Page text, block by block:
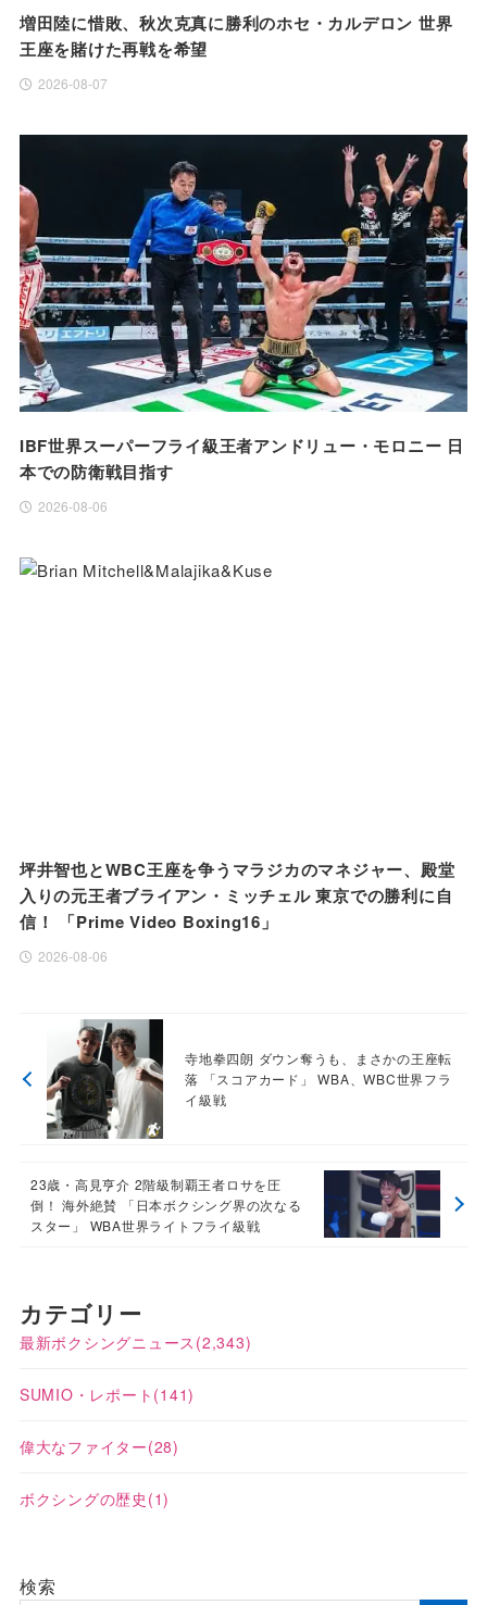
増田陸に惜敗、秋次克真に勝利のホセ・カルデロン 世界
王座を賭けた再戦を希望
2026-08-07
IBF世界スーパーフライ級王者アンドリュー・モロニー 日
本での防衛戦目指す
2026-08-06
坪井智也とWBC王座を争うマラジカのマネジャー、殿堂
入りの元王者ブライアン・ミッチェル 東京での勝利に自
信！ 「Prime Video Boxing16」
2026-08-06
寺地拳四朗 ダウン奪うも、まさかの王座転
落 「スコアカード」 WBA、WBC世界フラ
イ級戦
23歳・高見亨介 2階級制覇王者ロサを圧
倒！ 海外絶賛 「日本ボクシング界の次なる
スター」 WBA世界ライトフライ級戦
カテゴリー
最新ボクシングニュース (2,343)
SUMIO・レポート (141)
偉大なファイター(28)
ボクシングの歴史 (1)
検索